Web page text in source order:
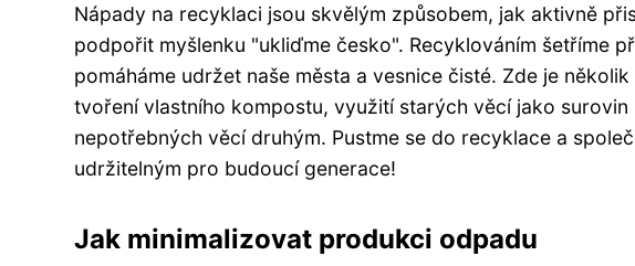
Nápady na recyklaci jsou skvělým způsobem, jak aktivně
podpořit myšlenku "ukliďme česko". Recyklováním šetříme
pomáháme udržet naše města a vesnice čisté. Zde je
tvoření vlastního kompostu, využití starých věcí jako
nepotřebných věcí druhým. Pustme se do recyklace a
udržitelným pro budoucí generace!
Jak minimalizovat produkci odpadu